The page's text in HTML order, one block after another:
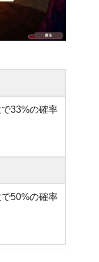
33%の確率
50%の確率